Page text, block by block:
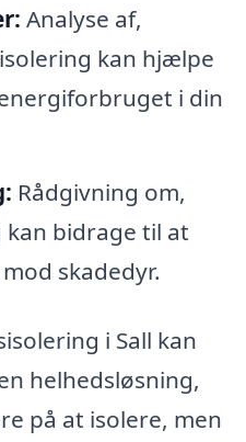
Analyse af,
kan hjælpe
i din
Rådgivning om,
bidrage til at
skadedyr.
i Sall kan
helhedsløsning,
på at isolere, men